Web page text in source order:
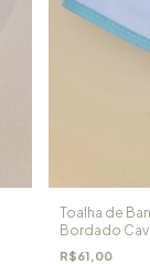
Toalha de
Bordado
R$61,00